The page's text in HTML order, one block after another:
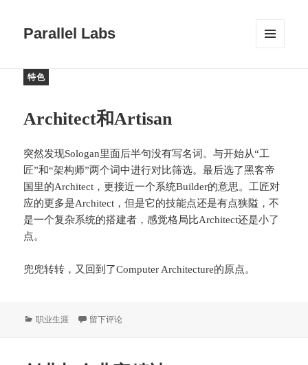
Parallel Labs
Architect和Artisan
突然发现Sologan里面后半句没有写名词。与开始从“工
匠”和“架构师”两个词中进行对比筛选。最后选了黑客帝
国里的Architect，更接近一个系统Builder的意思。工匠对
应的更多是Architect，但是它的技能点还是有点狭隘，不
是一个复杂系统的搭建者，感觉格局比Architect还是小了
点。
兜兜转转，又回到了Computer Architecture的原点。
特色
分
职业生涯 于Architect和Artisan
留下评论